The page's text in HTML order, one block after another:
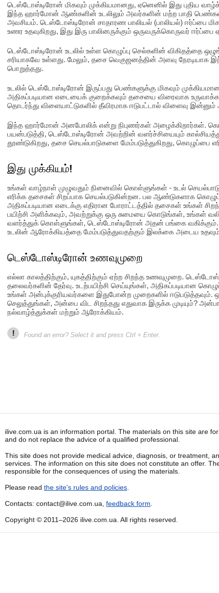
டெஸ்டோஸ்டிரோன் மிகவும் முக்கியமானது, ஏனெனில் இது புதிய
இந்த ஹார்மோன் ஆண்களின் உடலிலும் அவர்களின் மற்ற பாதி
அவசியம். டெஸ்டோஸ்டிரோன் சாதாரண பாலியல் (பாலியல்) ஈர்ப்பை
உணர உதவுகிறது, இது இரு பாலினருக்கும் ஒருவருக்கொருவர் ஈர்ப்பை
டெஸ்டோஸ்டிரோன் உடலில் உள்ள கொழுப்பு செல்களின் விகிதத்தை
சரியாகவே உள்ளது. மேலும், தசை வெகுஜனத்தின் அளவு
பொறுத்தது.
உடலில் டெஸ்டோஸ்டிரோன் இருப்பது பெண்களுக்கு மிகவும்
அதிகப்படியான எடையைக் குறைக்கவும் தசையை விரைவாக
தொடர்ந்து விளையாட்டுகளில் தீவிரமாக ஈடுபட்டால் விளைவு இன்னும்
இந்த ஹார்மோன் அனபோலிக் என்று நிபுணர்கள் அழைக்கிறார்கள்.
பயன்படுத்தி, டெஸ்டோஸ்டிரோன் அவற்றின் வளர்ச்சியையும்
தூண்டுகிறது, தசை செயல்பாடுகளை மேம்படுத்துகிறது, கொழுப்பை
இது முக்கியம்!
உங்கள் வாழ்நாள் முழுவதும் நினைவில் கொள்ளுங்கள் - உடல்
எரிக்க தசைகள் சிறப்பாக செயல்படுகின்றன. பல ஆண்டுகளாக
அதிகப்படியான எடைக்கு எதிரான போராட்டத்தில் தசைகள் உங்கள்
பயிற்சி அளிக்கவும், அவற்றுக்கு ஒரு சுமையை கொடுங்கள், உங்கள்
வளர்த்துக் கொள்ளுங்கள், டெஸ்டோஸ்டிரோன் அதன் பங்கை வகிக்கும்.
உடலின் ஆரோக்கியத்தை மேம்படுத்துவதற்கும் இலக்கை அடைய
டெஸ்டோஸ்டிரோன் உணவுமுறை
எல்லா காலத்திற்கும், யுகத்திற்கும் ஏற்ற சிறந்த உணவுமுறை.
தலைவர்களின் தேர்வு. உடற்பயிற்சி செய்யுங்கள், அதிகப்படியான
உங்கள் அன்புக்குரியவர்களை இதுபோன்ற முறைகளில் ஈடுபடுத்தவும்.
செலுத்துங்கள், அன்பை விட சிறந்தது எதுவாக இருக்க முடியும்?
நல்வாழ்த்துக்கள் மற்றும் ஆரோக்கியம்.
! Found an error? Select it and press Ctrl + Enter.
ilive.com.ua is an information portal. The materials on this site are
and do not replace the advice of a qualified professional.
This site does not provide medical advice, diagnosis, or treatment,
services. The information on this site does not constitute an offer.
responsible for the consequences of using the materials.
Please read the site's rules and policies
Contacts: contact@ilive.com.ua, feedback form
Copyright © 2011–2026 ilive.com.ua. All rights reserved.